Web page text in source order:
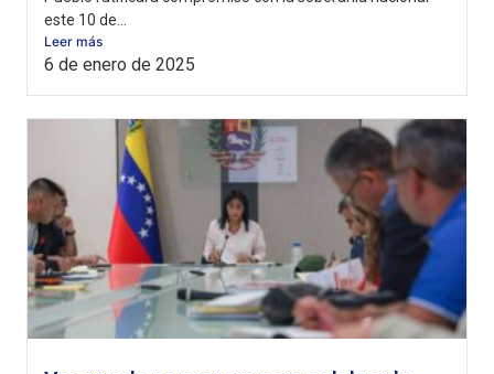
este 10 de...
Leer más
6 de enero de 2025